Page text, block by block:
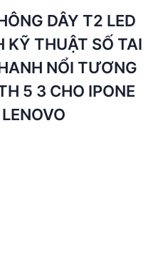
DÂY T2 LED
KỸ THUẬT SỐ TAI
NỔI TƯƠNG
5 3 CHO IPONE